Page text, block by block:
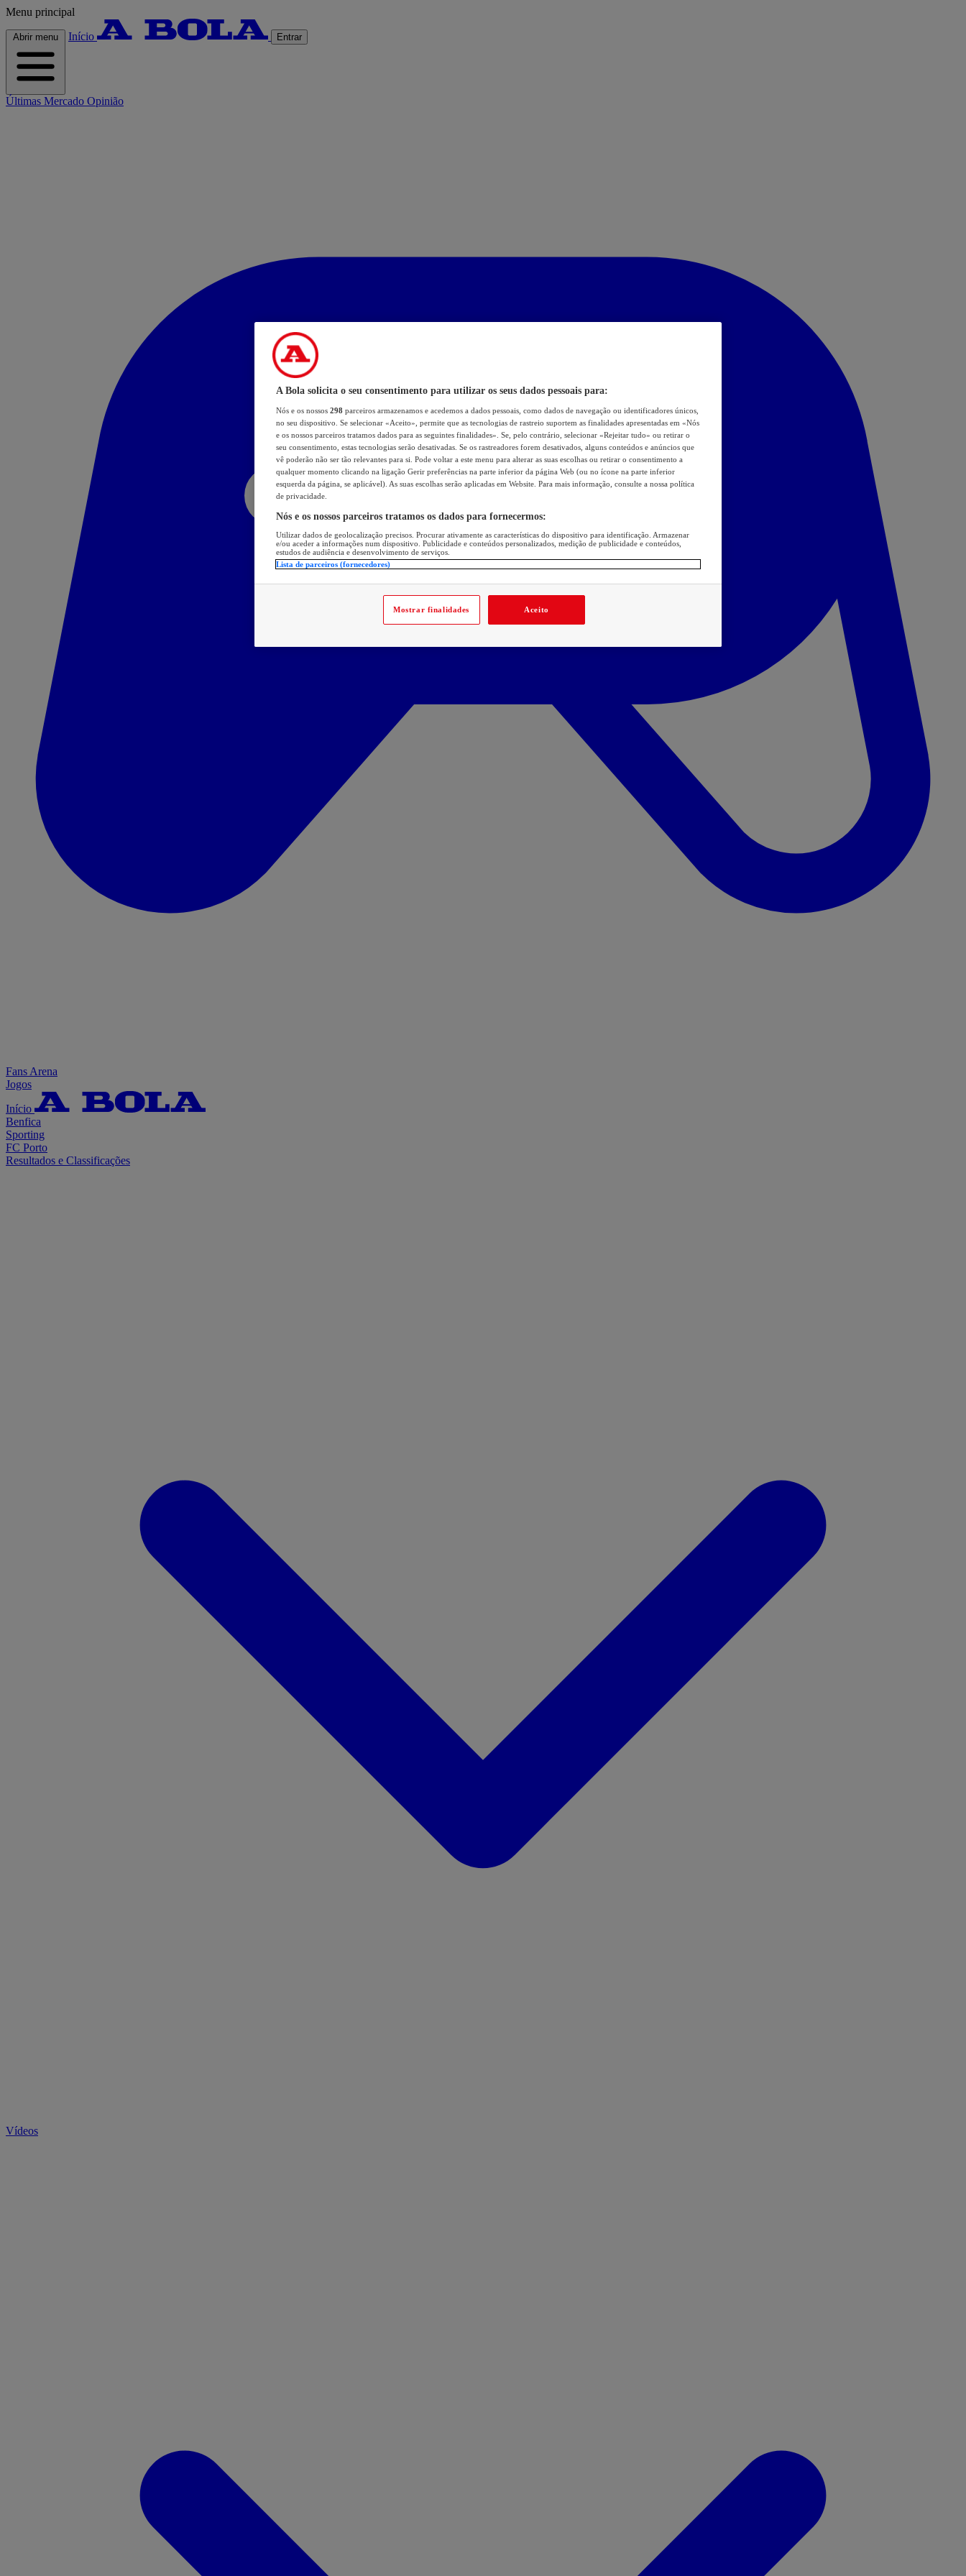
Menu principal
Abrir menu Início Entrar
Últimas Mercado Opinião
Fans Arena
Jogos
Início
Benfica
Sporting
FC Porto
Resultados e Classificações
Vídeos
A Bola solicita o seu consentimento para utilizar os seus dados pessoais para:
Nós e os nossos 298 parceiros armazenamos e acedemos a dados pessoais, como dados de navegação ou identificadores únicos,
no seu dispositivo. Se selecionar «Aceito», permite que as tecnologias de rastreio suportem as finalidades apresentadas em «Nós
e os nossos parceiros tratamos dados para as seguintes finalidades». Se, pelo contrário, selecionar «Rejeitar tudo» ou retirar o
seu consentimento, estas tecnologias serão desativadas. Se os rastreadores forem desativados, alguns conteúdos e anúncios que
vê poderão não ser tão relevantes para si. Pode voltar a este menu para alterar as suas escolhas ou retirar o consentimento a
qualquer momento clicando na ligação Gerir preferências na parte inferior da página Web (ou no ícone na parte inferior
esquerda da página, se aplicável). As suas escolhas serão aplicadas em Website. Para mais informação, consulte a nossa política
de privacidade.
Nós e os nossos parceiros tratamos os dados para fornecermos:
Utilizar dados de geolocalização precisos. Procurar ativamente as características do dispositivo para identificação. Armazenar
e/ou aceder a informações num dispositivo. Publicidade e conteúdos personalizados, medição de publicidade e conteúdos,
estudos de audiência e desenvolvimento de serviços.
Lista de parceiros (fornecedores)
Mostrar finalidades Aceito